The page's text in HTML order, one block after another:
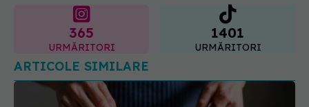
ARTICOLE SIMILARE